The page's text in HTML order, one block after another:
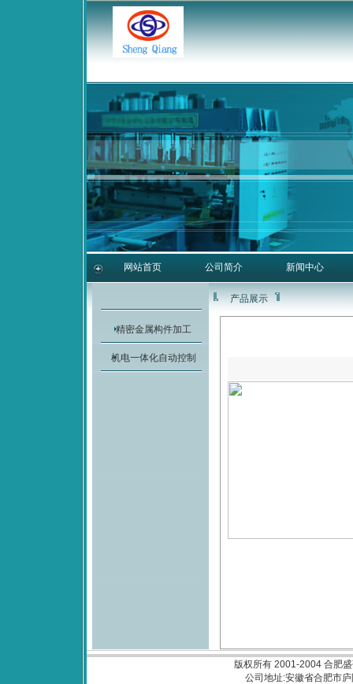
网站首页 公司简介 新闻中心
产品展示
精密金属构件加工
机电一体化自动控制
版权所有 2001-2004 合肥
公司地址:安徽省合肥市